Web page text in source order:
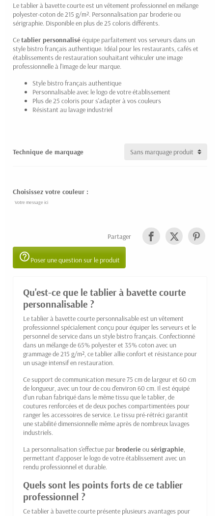
Le tablier à bavette courte est un vêtement professionnel en mélange
polyester-coton de 215 g/m². Personnalisation par broderie ou
sérigraphie. Disponible en plus de 25 coloris différents.
Cetablier personnalisééquipe parfaitement vos serveurs dans un
style bistro français authentique. Idéal pour les restaurants, cafés et
établissements de restauration souhaitant véhiculer une image
professionnelle à l'image de leur marque.
Style bistro français authentique
Personnalisable avec le logo de votre établissement
Plus de 25 coloris pour s'adapter à vos couleurs
Résistant au lavage industriel
Technique de marquage
Choisissez votre couleur :
Partager
help_outlinePoser une question sur le produit
Qu'est-ce que le tablier à bavette courte
personnalisable ?
Le tablier à bavette courte personnalisable est un vêtement
professionnel spécialement conçu pour équiper les serveurs et le
personnel de service dans un style bistro français. Confectionné
dans un mélange de 65% polyester et 35% coton avec un
grammage de 215 g/m², ce tablier allie confort et résistance pour
un usage intensif en restauration.
Ce support de communication mesure 75 cm de largeur et 60 cm
de longueur, avec un tour de cou d'environ 60 cm. Il est équipé
d'un ruban fabriqué dans le même tissu que le tablier, de
coutures renforcées et de deux poches compartimentées pour
ranger les accessoires de service. Le tissu pré-rétréci garantit
une stabilité dimensionnelle même après de nombreux lavages
industriels.
La personnalisation s'effectue parbroderieou sérigraphie,
permettant d'apposer le logo de votre établissement avec un
rendu professionnel et durable.
Quels sont les points forts de ce tablier
professionnel ?
Ce tablier à bavette courte présente plusieurs avantages pour